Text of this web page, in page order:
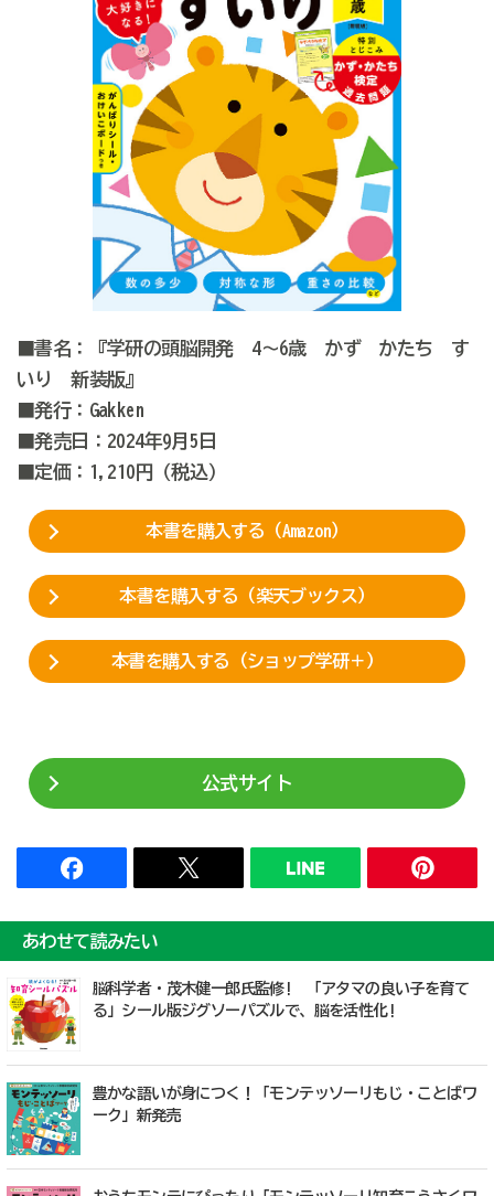
■書名：『学研の頭脳開発 4～6歳 かず かたち す
いり 新装版』
■発行：Gakken
■発売日：2024年9月5日
■定価：1,210円（税込）
本書を購入する（Amazon）
本書を購入する（楽天ブックス）
本書を購入する（ショップ学研＋）
公式サイト
あわせて読みたい
脳科学者・茂木健一郎氏監修! 「アタマの良い子を育て
る」シール版ジグソーパズルで、脳を活性化!
豊かな語いが身につく！「モンテッソーリもじ・ことばワ
ーク」新発売